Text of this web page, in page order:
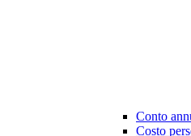
Conto
Costo